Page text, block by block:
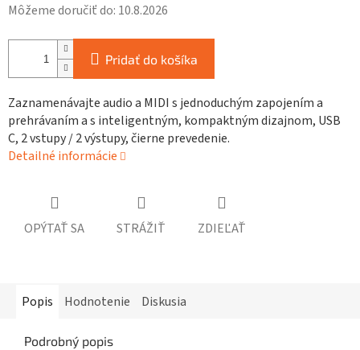
Môžeme doručiť do: 10.8.2026
Pridať do košíka
Zaznamenávajte audio a MIDI s jednoduchým zapojením a
prehrávaním a s inteligentným, kompaktným dizajnom, USB
C, 2 vstupy / 2 výstupy, čierne prevedenie.
Detailné informácie
OPÝTAŤ SA STRÁŽIŤ ZDIEĽAŤ
Popis Hodnotenie Diskusia
Podrobný popis